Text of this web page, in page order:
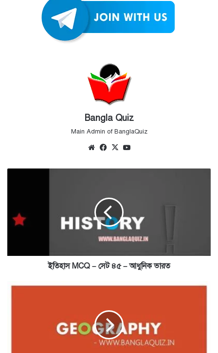
Bangla Quiz
Main Admin of BanglaQuiz
WebsiteFacebook
X
ইতিহাস MCQ – সেট ৪৫ – আধুনিক ভারত
ভূগোল